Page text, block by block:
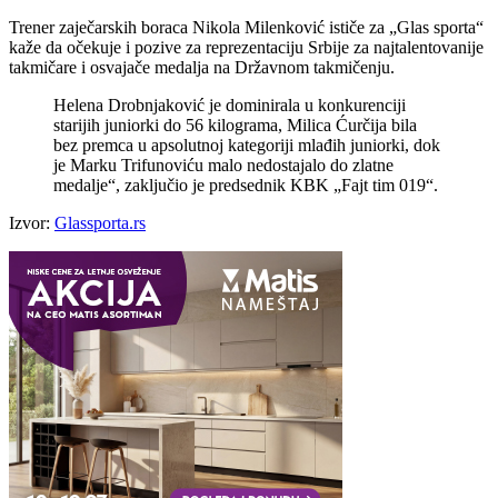
Trener zaječarskih boraca Nikola Milenković ističe za „Glas sporta“
kaže da očekuje i pozive za reprezentaciju Srbije za najtalentovanije
takmičare i osvajače medalja na Državnom takmičenju.
Helena Drobnjaković je dominirala u konkurenciji
starijih juniorki do 56 kilograma, Milica Ćurčija bila
bez premca u apsolutnoj kategoriji mlađih juniorki, dok
je Marku Trifunoviću malo nedostajalo do zlatne
medalje“, zaključio je predsednik KBK „Fajt tim 019“.
Izvor: Glassporta.rs